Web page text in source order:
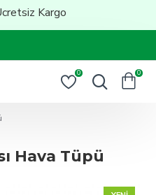
Kargo
0 0
Hava Tüpü